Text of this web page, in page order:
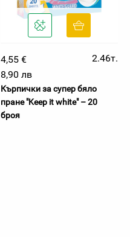
4,55 €
2.46т.
8,90 лв
Кърпички за супер бяло
пране "Keep it white" – 20
броя